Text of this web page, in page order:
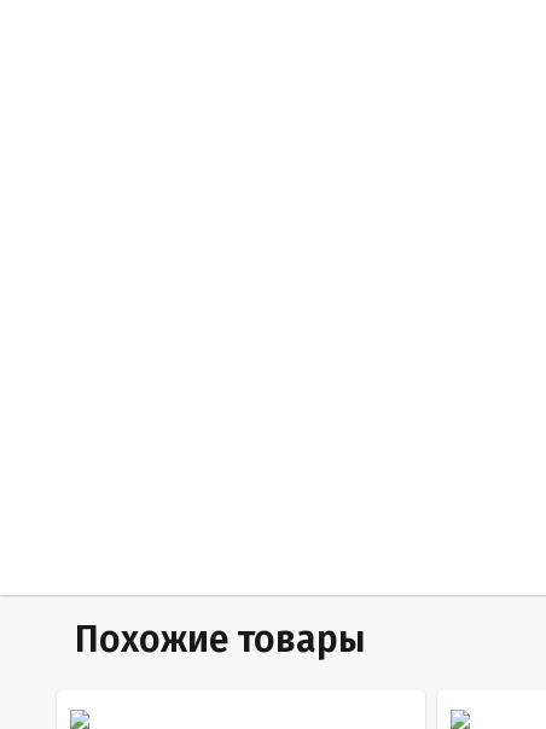
Похожие товары